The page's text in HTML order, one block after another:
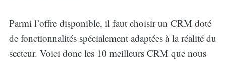
Parmi l’offre disponible, il faut choisir un CRM doté
de fonctionnalités spécialement adaptées à la réalité du
secteur. Voici donc les 10 meilleurs CRM que nous